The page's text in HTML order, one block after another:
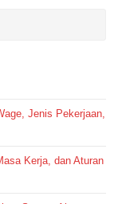
Jenis Pekerjaan,
Kerja, dan Aturan